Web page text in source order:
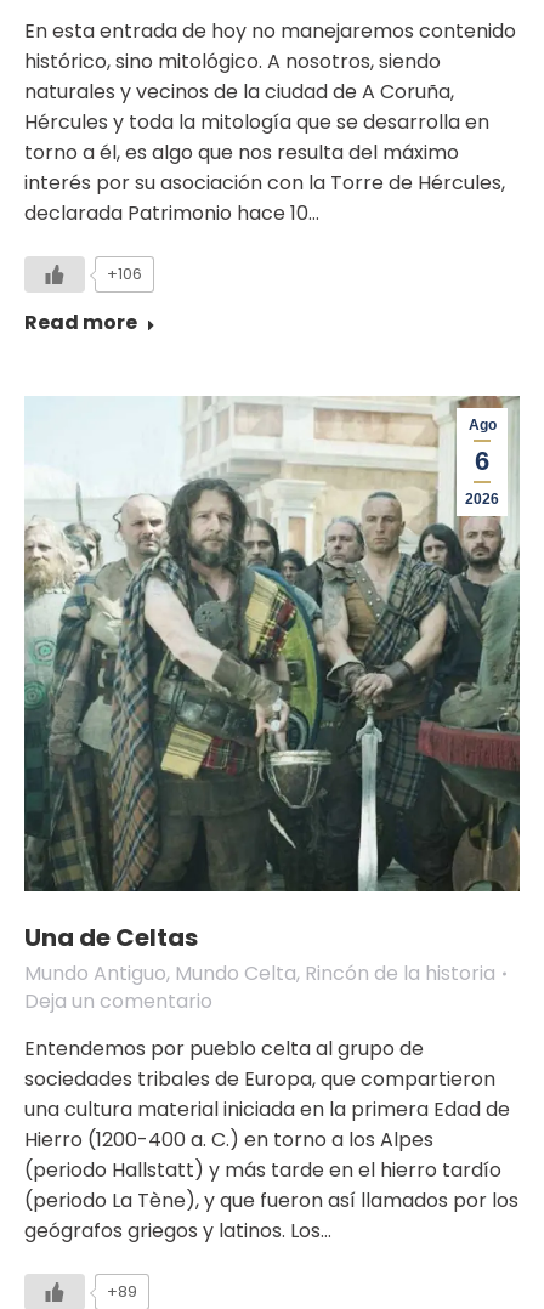
En esta entrada de hoy no manejaremos contenido
histórico, sino mitológico. A nosotros, siendo
naturales y vecinos de la ciudad de A Coruña,
Hércules y toda la mitología que se desarrolla en
torno a él, es algo que nos resulta del máximo
interés por su asociación con la Torre de Hércules,
declarada Patrimonio hace 10…
+106
Read more
Ago
6
2026
Una de Celtas
Mundo Antiguo, Mundo Celta, Rincón de la historia
Deja un comentario
Entendemos por pueblo celta al grupo de
sociedades tribales de Europa, que compartieron
una cultura material iniciada en la primera Edad de
Hierro (1200-400 a. C.) en torno a los Alpes
(periodo Hallstatt) y más tarde en el hierro tardío
(periodo La Tène), y que fueron así llamados por los
geógrafos griegos y latinos. Los…
+89